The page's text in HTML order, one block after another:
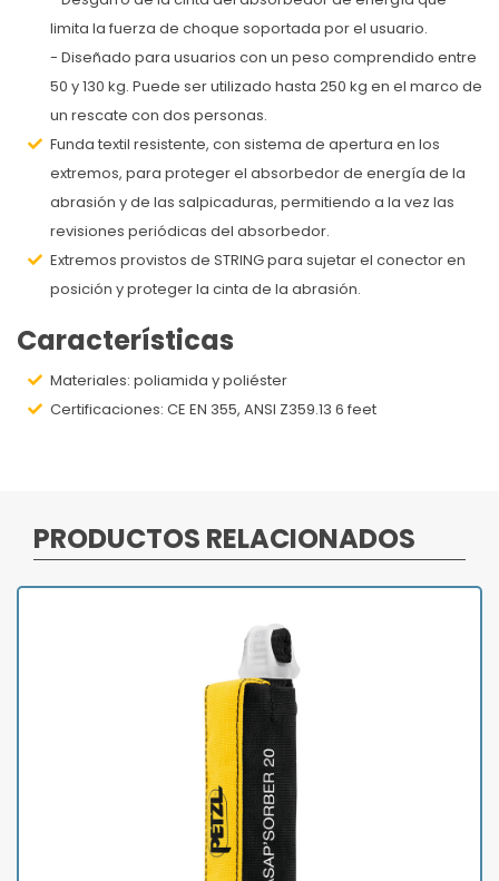
limita la fuerza de choque soportada por el usuario.
- Diseñado para usuarios con un peso comprendido entre
50 y 130 kg. Puede ser utilizado hasta 250 kg en el marco de
un rescate con dos personas.
Funda textil resistente, con sistema de apertura en los
extremos, para proteger el absorbedor de energía de la
abrasión y de las salpicaduras, permitiendo a la vez las
revisiones periódicas del absorbedor.
Extremos provistos de STRING para sujetar el conector en
posición y proteger la cinta de la abrasión.
Características
Materiales: poliamida y poliéster
Certificaciones: CE EN 355, ANSI Z359.13 6 feet
PRODUCTOS RELACIONADOS